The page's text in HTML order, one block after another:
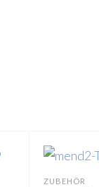
ZUBEHÖR